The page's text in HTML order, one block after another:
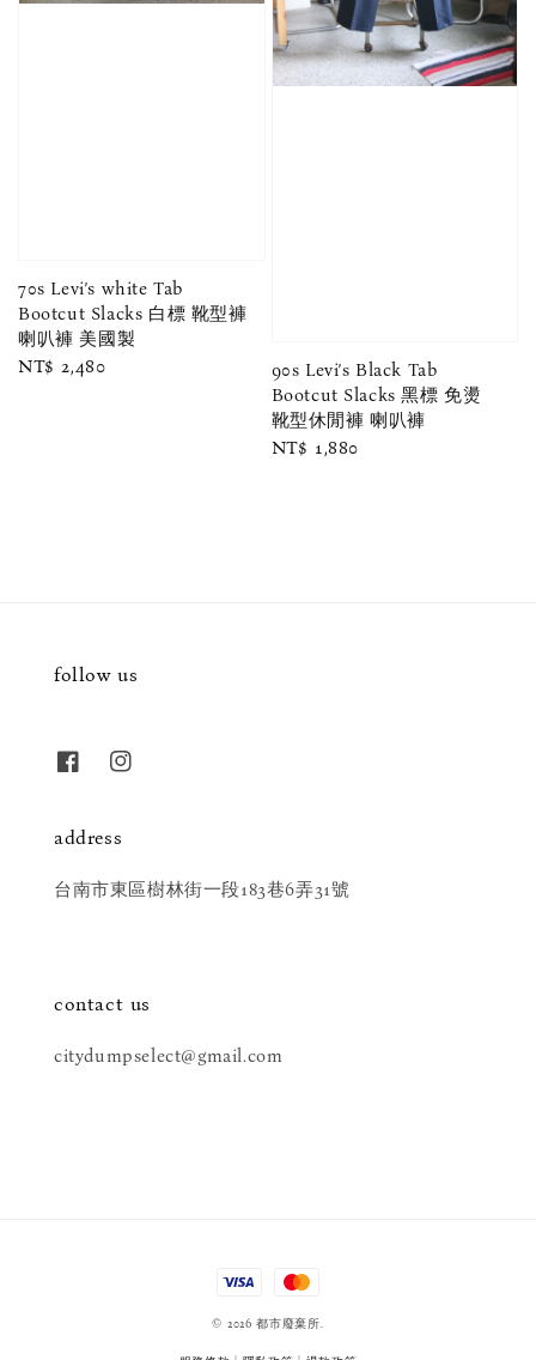
70s Levi’s white Tab
Bootcut Slacks 白標 靴型褲
喇叭褲 美國製
Regular
NT$ 2,480
90s Levi’s Black Tab
Bootcut Slacks 黑標 免燙
靴型休閒褲 喇叭褲
Regular
NT$ 1,880
follow us
address
台南市東區樹林街一段183巷6弄31號
contact us
citydumpselect@gmail.com
© 2026 都市廢棄所.